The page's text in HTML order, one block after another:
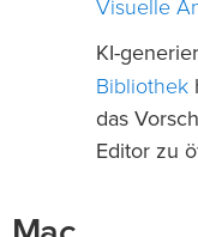
Visuelle
KI-
Bibliothek
das
Editor zu